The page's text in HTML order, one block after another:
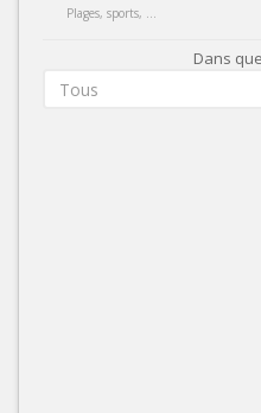
Plages, sports, ...
Dans
Tous